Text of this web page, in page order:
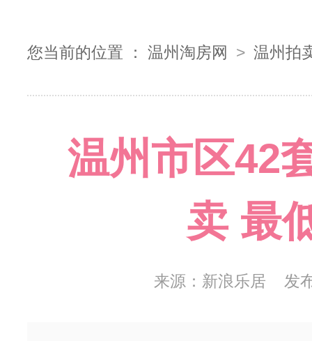
您当前的位置 ： 温州淘房网 > 温州拍
温州市区42
卖 最
来源： 新浪乐居 发